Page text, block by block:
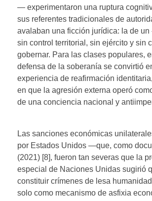
— experimentaron una ruptura
sus referentes tradicionales de
avalaban una ficción jurídica: la de un
sin control territorial, sin ejército y sin
gobernar. Para las clases populares,
defensa de la soberanía se convirtió
experiencia de reafirmación
en que la agresión externa operó
de una conciencia nacional y
Las sanciones económicas
por Estados Unidos —que, como
(2021) [8], fueron tan severas que la
especial de Naciones Unidas sugirió
constituir crímenes de lesa
solo como mecanismo de asfixia